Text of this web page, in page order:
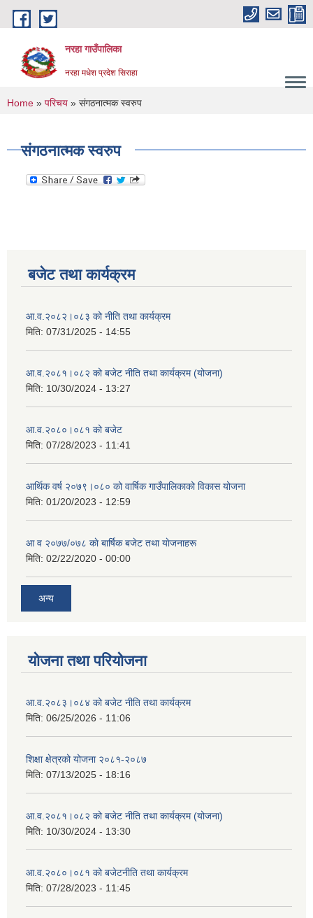
Skip to main content
नरहा गाउँपालिका
नरहा मधेश प्रदेश सिराहा
You are here
Home » परिचय » संगठनात्मक स्वरुप
संगठनात्मक स्वरुप
बजेट तथा कार्यक्रम
आ.व.२०८२।०८३ को नीति तथा कार्यक्रम
मिति: 07/31/2025 - 14:55
आ.व.२०८१।०८२ को बजेट नीति तथा कार्यक्रम (योजना)
मिति: 10/30/2024 - 13:27
आ.व.२०८०।०८१ को बजेट
मिति: 07/28/2023 - 11:41
आर्थिक वर्ष २०७९।०८० को वार्षिक गाउँपालिकाको विकास योजना
मिति: 01/20/2023 - 12:59
आ व २०७७/०७८ काे बार्षिक बजेट तथा याेजनाहरू
मिति: 02/22/2020 - 00:00
अन्य
योजना तथा परियोजना
आ.व.२०८३।०८४ को बजेट नीति तथा कार्यक्रम
मिति: 06/25/2026 - 11:06
शिक्षा क्षेत्रको योजना २०८१-२०८७
मिति: 07/13/2025 - 18:16
आ.व.२०८१।०८२ को बजेट नीति तथा कार्यक्रम (योजना)
मिति: 10/30/2024 - 13:30
आ.व.२०८०।०८१ को बजेटनीति तथा कार्यक्रम
मिति: 07/28/2023 - 11:45